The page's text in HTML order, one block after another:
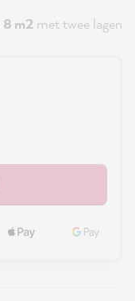
8 m2 met twee lagen